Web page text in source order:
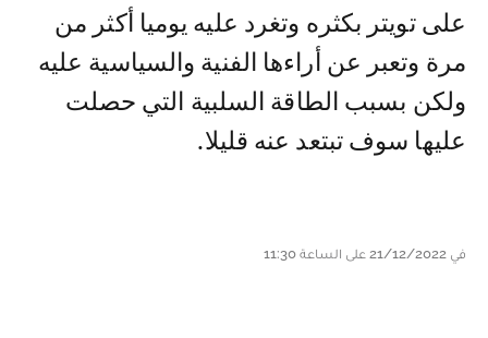
على تويتر بكثره وتغرد عليه يوميا أكثر من
مرة وتعبر عن أراءها الفنية والسياسية عليه
ولكن بسبب الطاقة السلبية التي حصلت
عليها سوف تبتعد عنه قليلا.
في 21/12/2022 على الساعة 11:30